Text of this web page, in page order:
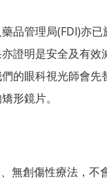
品管理局(FDI)亦
證明是安全及有
的眼科視光師會
形鏡片。
無創傷性療法，不